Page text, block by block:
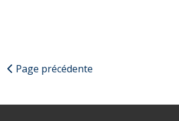
Page précédente